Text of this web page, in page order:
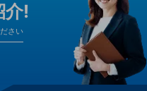
介!
さい